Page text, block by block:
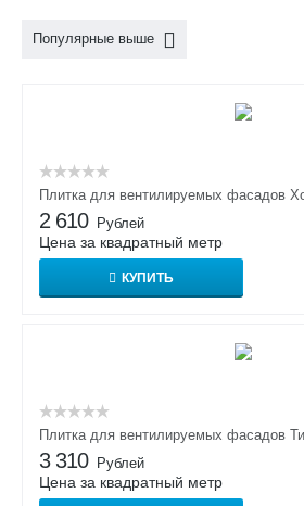
Популярные выше
Плитка для вентилируемых фасадов
2 610 Рублей
Цена за квадратный метр
КУПИТЬ
Плитка для вентилируемых фасадов
3 310 Рублей
Цена за квадратный метр